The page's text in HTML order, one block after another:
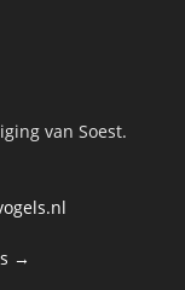
van Soest.
→